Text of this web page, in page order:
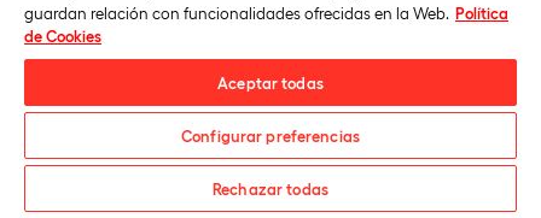
QS Stars
EFQM
Matricúlate
guardan relación con funcionalidades ofrecidas en la Web. Política
de Cookies
Aceptar todas
Configurar preferencias
Rechazar todas